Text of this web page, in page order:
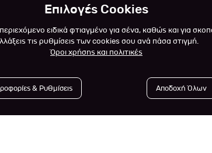
Επιλογές Cookies
ειδικά φτιαγμένο για σένα, καθώς και για
τις ρυθμίσεις των cookies σου ανά πάσα στιγμή.
Όροι χρήσης και πολιτικές
& Ρυθμίσεις Αποδοχή Όλων